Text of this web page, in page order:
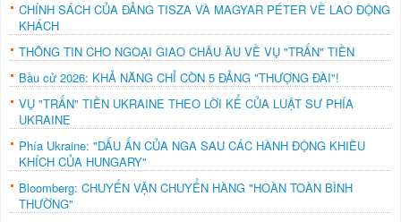
CHÍNH SÁCH CỦA ĐẢNG TISZA VÀ MAGYAR PÉTER VỀ LAO ĐỘNG
KHÁCH
THÔNG TIN CHO NGOẠI GIAO CHÂU ÂU VỀ VỤ "TRẤN" TIỀN
Bầu cử 2026: KHẢ NĂNG CHỈ CÒN 5 ĐẢNG "THƯỢNG ĐÀI"!
VỤ "TRẤN" TIỀN UKRAINE THEO LỜI KỂ CỦA LUẬT SƯ PHÍA
UKRAINE
Phía Ukraine: "DẤU ẤN CỦA NGA SAU CÁC HÀNH ĐỘNG KHIÊU
KHÍCH CỦA HUNGARY"
Bloomberg: CHUYẾN VẬN CHUYỂN HÀNG "HOÀN TOÀN BÌNH
THƯỜNG"